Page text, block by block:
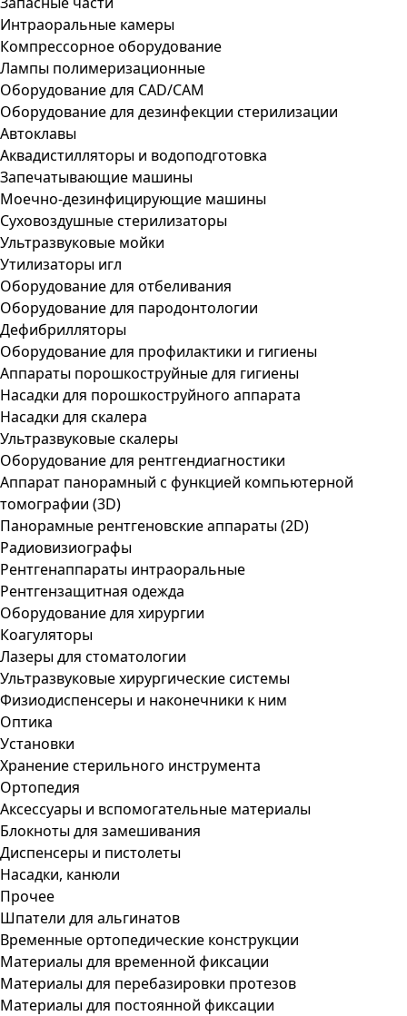
Интраоральные камеры
Компрессорное оборудование
Лампы полимеризационные
Оборудование для CAD/CAM
Оборудование для дезинфекции стерилизации
Автоклавы
Аквадистилляторы и водоподготовка
Запечатывающие машины
Моечно-дезинфицирующие машины
Суховоздушные стерилизаторы
Ультразвуковые мойки
Утилизаторы игл
Оборудование для отбеливания
Оборудование для пародонтологии
Дефибрилляторы
Оборудование для профилактики и гигиены
Аппараты порошкоструйные для гигиены
Насадки для порошкоструйного аппарата
Насадки для скалера
Ультразвуковые скалеры
Оборудование для рентгендиагностики
Аппарат панорамный с функцией компьютерной
томографии (3D)
Панорамные рентгеновские аппараты (2D)
Радиовизиографы
Рентгенаппараты интраоральные
Рентгензащитная одежда
Оборудование для хирургии
Коагуляторы
Лазеры для стоматологии
Ультразвуковые хирургические системы
Физиодиспенсеры и наконечники к ним
Оптика
Установки
Хранение стерильного инструмента
Ортопедия
Аксессуары и вспомогательные материалы
Блокноты для замешивания
Диспенсеры и пистолеты
Насадки, канюли
Прочее
Шпатели для альгинатов
Временные ортопедические конструкции
Материалы для временной фиксации
Материалы для перебазировки протезов
Материалы для постоянной фиксации